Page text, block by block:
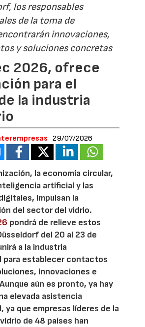
los responsables
de la toma de
innovaciones,
y soluciones concretas
2026, ofrece
para el
la industria
29/07/2026
la economía circular,
artificial y las
impulsan la
del sector del vidrio.
pondrá de relieve estos
del 20 al 23 de
a la industria
para establecer contactos
innovaciones e
aún es pronto, ya hay
elevada asistencia
ya que empresas líderes de la
de 48 países han